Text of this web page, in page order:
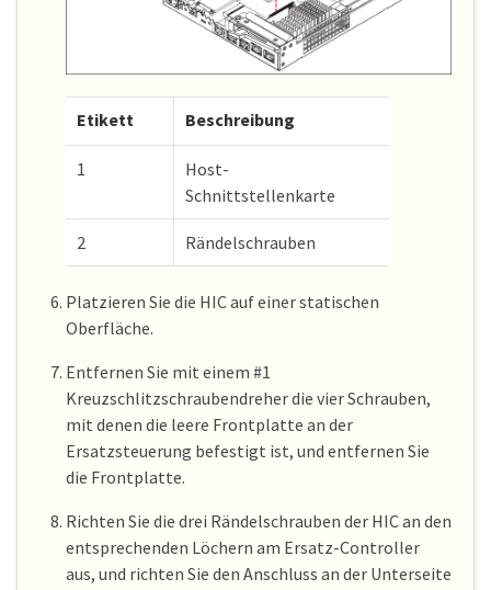
Etikett Beschreibung
1
Host-
Schnittstellenkarte
2 Rändelschrauben
Platzieren Sie die HIC auf einer statischen
Oberfläche.
Entfernen Sie mit einem #1
Kreuzschlitzschraubendreher die vier Schrauben,
mit denen die leere Frontplatte an der
Ersatzsteuerung befestigt ist, und entfernen Sie
die Frontplatte.
Richten Sie die drei Rändelschrauben der HIC an den
entsprechenden Löchern am Ersatz-Controller
aus, und richten Sie den Anschluss an der Unterseite